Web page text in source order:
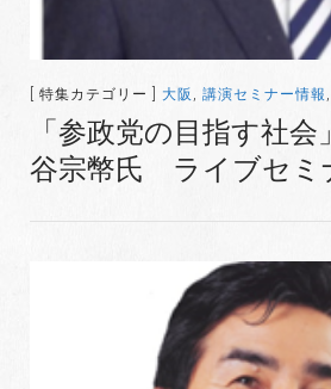
[ 特集カテゴリー ] 大阪 , 講演セミナー情報 ,
「参政党の目指す社会
谷宗幣氏 ライブセミ